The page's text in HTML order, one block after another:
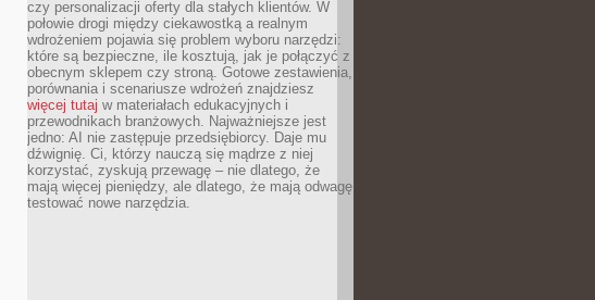
czy personalizacji oferty dla stałych klientów. W
połowie drogi między ciekawostką a realnym
wdrożeniem pojawia się problem wyboru narzędzi:
które są bezpieczne, ile kosztują, jak je połączyć z
obecnym sklepem czy stroną. Gotowe zestawienia,
porównania i scenariusze wdrożeń znajdziesz
więcej tutaj w materiałach edukacyjnych i
przewodnikach branżowych. Najważniejsze jest
jedno: AI nie zastępuje przedsiębiorcy. Daje mu
dźwignię. Ci, którzy nauczą się mądrze z niej
korzystać, zyskują przewagę – nie dlatego, że
mają więcej pieniędzy, ale dlatego, że mają odwagę
testować nowe narzędzia.